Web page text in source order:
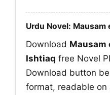
Urdu Novel: Mausam
Download Mausam
Ishtiaq free Novel
Download button
format, readable on